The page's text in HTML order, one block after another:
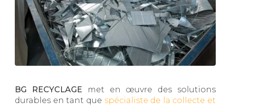
BG RECYCLAGE met en œuvre des solutions
durables en tant que spécialiste de la collecte et